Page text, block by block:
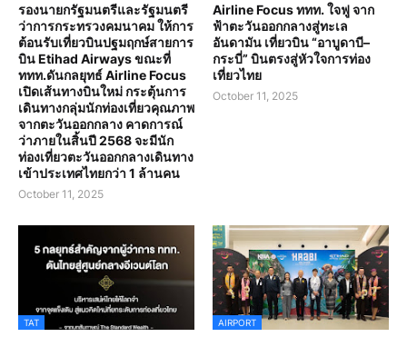
รองนายกรัฐมนตรีและรัฐมนตรี
ว่าการกระทรวงคมนาคม ให้การ
ต้อนรับเที่ยวบินปฐมฤกษ์สายการ
บิน Etihad Airways ขณะที่
ททท.ดันกลยุทธ์ Airline Focus
เปิดเส้นทางบินใหม่ กระตุ้นการ
เดินทางกลุ่มนักท่องเที่ยวคุณภาพ
จากตะวันออกกลาง คาดการณ์
ว่าภายในสิ้นปี 2568 จะมีนัก
ท่องเที่ยวตะวันออกกลางเดินทาง
เข้าประเทศไทยกว่า 1 ล้านคน
October 11, 2025
Airline Focus ททท. ใจฟู จาก
ฟ้าตะวันออกกลางสู่ทะเล
อันดามัน เที่ยวบิน “อาบูดาบี–
กระบี่” บินตรงสู่หัวใจการท่อง
เที่ยวไทย
October 11, 2025
TAT AIRPORT